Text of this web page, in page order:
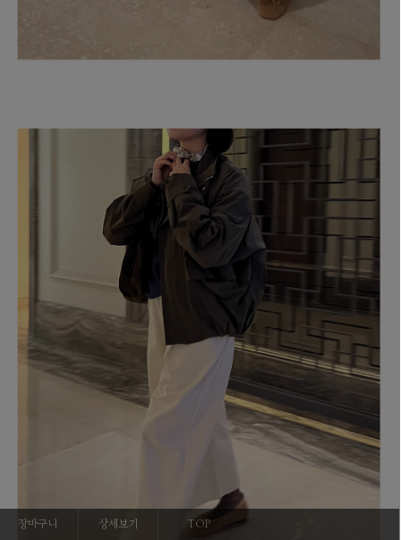
장바구니 상세보기 TOP